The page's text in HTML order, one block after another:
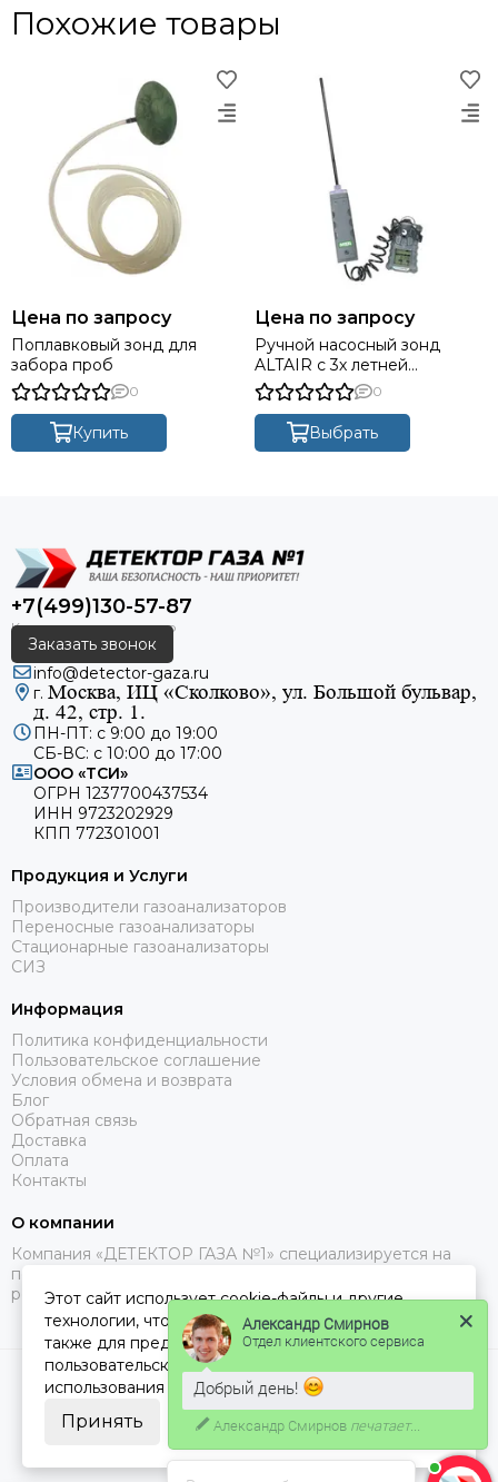
Похожие товары
Цена по запросу
Поплавковый зонд для
забора проб
0
Купить
Цена по запросу
Ручной насосный зонд
ALTAIR с 3х летней
гарантией, зондом,
калибровочной насадкой и
соединительным шлангом с
зарядным устройством
0
Выбрать
+7(499)130-57-87
Заказать звонок
info@detector-gaza.ru
г. Москва, ИЦ «Сколково», ул. Большой бульвар,
д. 42, стр. 1.
ПН-ПТ: с 9:00 до 19:00
СБ-ВС: с 10:00 до 17:00
ООО «ТСИ»
ОГРН 1237700437534
ИНН 9723202929
КПП 772301001
Продукция и Услуги
Производители газоанализаторов
Переносные газоанализаторы
Стационарные газоанализаторы
СИЗ
Информация
Политика конфиденциальности
Пользовательское соглашение
Условия обмена и возврата
Блог
Обратная связь
Доставка
Оплата
Контакты
О компании
Компания «ДЕТЕКТОР ГАЗА №1» специализируется на
поставках газоанализаторов, с доставкой в Москве, МО и
регионах РФ.
2026 © ДЕТЕКТОР ГАЗА 1. Карта сайта
Этот сайт использует cookie-файлы и другие
технологии, чтобы помочь Вам в навигации, а
также для предоставления лучшего
пользовательского опыта и анализа
использования наших продуктов и услуг.
Принять
Александр Смирнов
Отдел клиентского сервиса
Добрый день!
Александр Смирновпечатает...